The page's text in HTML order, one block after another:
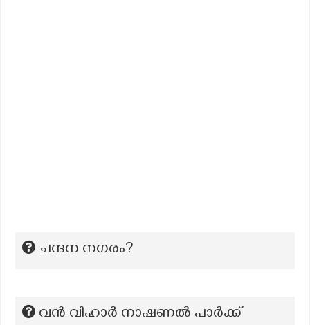
ചന്ദന നഗരം?
വൻ വിഹാർ നാഷണൽ പാർക്ക്